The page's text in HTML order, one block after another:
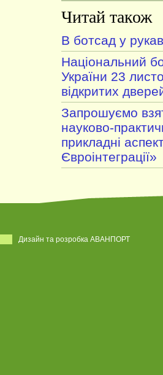
Читай також
В ботсад у
Національний
України 23
відкритих
Запрошуємо
науково-
прикладні
Євроінтеграції»
Дизайн та розробка АВАНПОРТ